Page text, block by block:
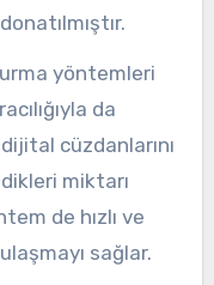
yöntemleri
da
cüzdanlarını
miktarı
de hızlı ve
sağlar.